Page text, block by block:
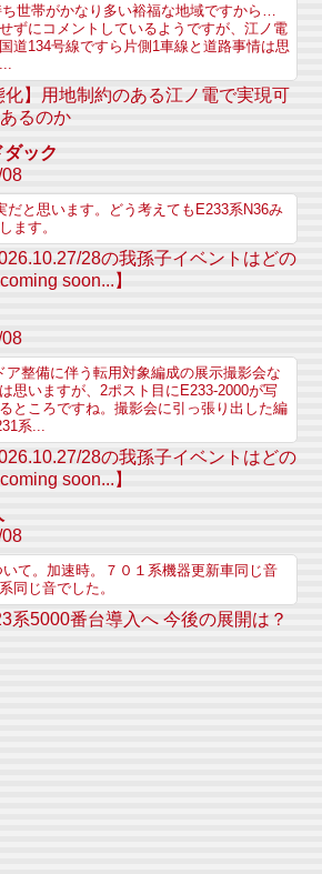
世帯がかなり多い裕福な地域ですから…
ずにコメントしているようですが、江ノ電
道134号線ですら片側1車線と道路事情は思
化】用地制約のある江ノ電で実現可
るのか
ダック
だと思います。どう考えてもE233系N36み
ます。
28の我孫子イベントはどの
soon...】
ア整備に伴う転用対象編成の展示撮影会な
思いますが、2ポスト目にE233-2000が写
ところですね。撮影会に引っ張り出した編
系...
28の我孫子イベントはどの
soon...】
いて。加速時。７０１系機器更新車同じ音
同じ音でした。
系5000番台導入へ 今後の展開は？